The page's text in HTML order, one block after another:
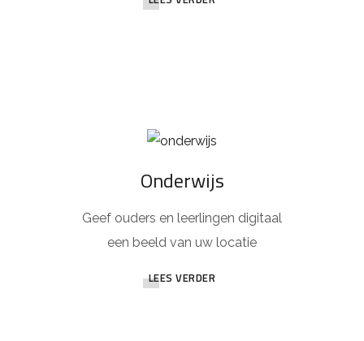
Onderwijs
Geef ouders en leerlingen digitaal
een beeld van uw locatie
LEES VERDER